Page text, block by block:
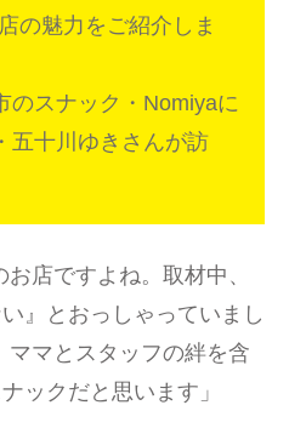
の魅力をご紹介しま
のスナック・Nomiyaに
五十川ゆきさんが訪
お店ですよね。取材中、
』とおっしゃっていまし
ママとスタッフの絆を含
ックだと思います」